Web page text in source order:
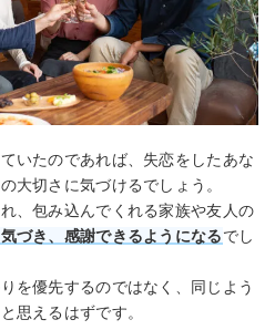
いたのであれば、失恋をしたあな
大切さに気づけるでしょう。
、包み込んでくれる家族や友人の
づき、感謝できるようになるでし
を優先するのではなく、同じよう
思えるはずです。